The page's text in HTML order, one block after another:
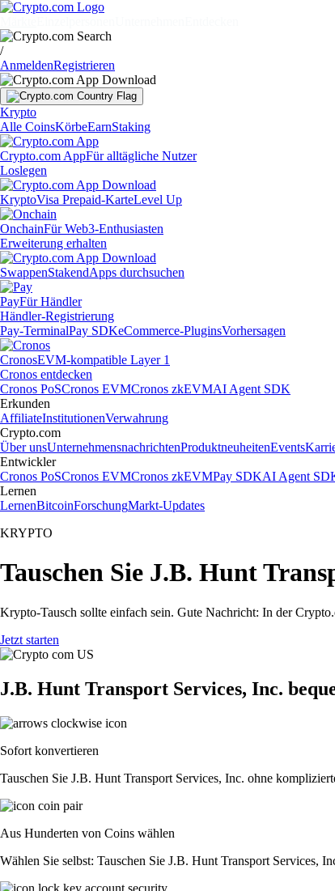
/
AnmeldenRegistrieren
Krypto
Alle CoinsKörbeEarnStaking
Crypto.com AppFür alltägliche Nutzer
Loslegen
KryptoVisa Prepaid-KarteLevel Up
OnchainFür Web3-Enthusiasten
Erweiterung erhalten
SwappenStakendApps durchsuchen
PayFür Händler
Händler-Registrierung
Pay-TerminalPay SDKeCommerce-PluginsVorhersagen
CronosEVM-kompatible Layer 1
Cronos entdecken
Cronos PoSCronos EVMCronos zkEVMAI Agent SDK
Erkunden
AffiliateInstitutionenVerwahrung
Crypto.com
Über unsUnternehmensnachrichtenProduktneuheitenEvents
Entwickler
Cronos PoSCronos EVMCronos zkEVMPay SDKAI Agent
Lernen
LernenBitcoinForschungMarkt-Updates
KRYPTO
Tauschen Sie J.B. Hunt
Krypto-Tausch sollte einfach sein. Gute Nachricht: In der
Jetzt starten
J.B. Hunt Transport Services, Inc.
Sofort konvertieren
Tauschen Sie J.B. Hunt Transport Services, Inc. ohne
Aus Hunderten von Coins wählen
Wählen Sie selbst: Tauschen Sie J.B. Hunt Transport Services,